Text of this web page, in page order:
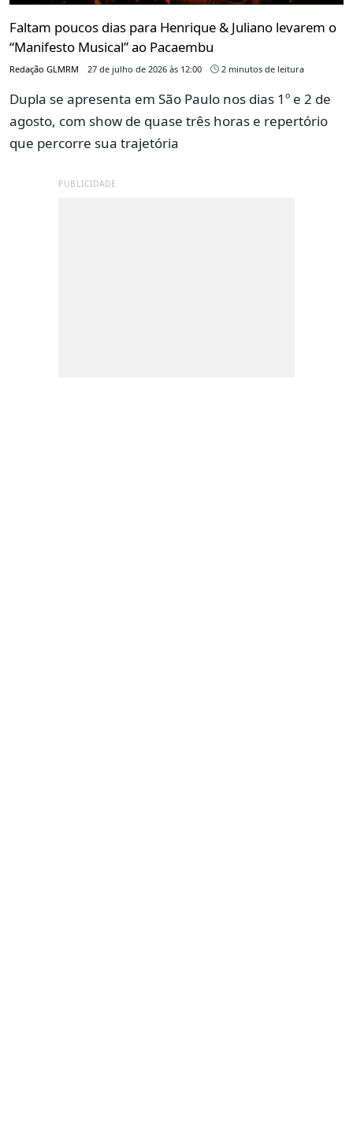
Faltam poucos dias para Henrique & Juliano levarem o
“Manifesto Musical” ao Pacaembu
Redação GLMRM 27 de julho de 2026 às 12:00 2 minutos de leitura
Dupla se apresenta em São Paulo nos dias 1º e 2 de
agosto, com show de quase três horas e repertório
que percorre sua trajetória
PUBLICIDADE